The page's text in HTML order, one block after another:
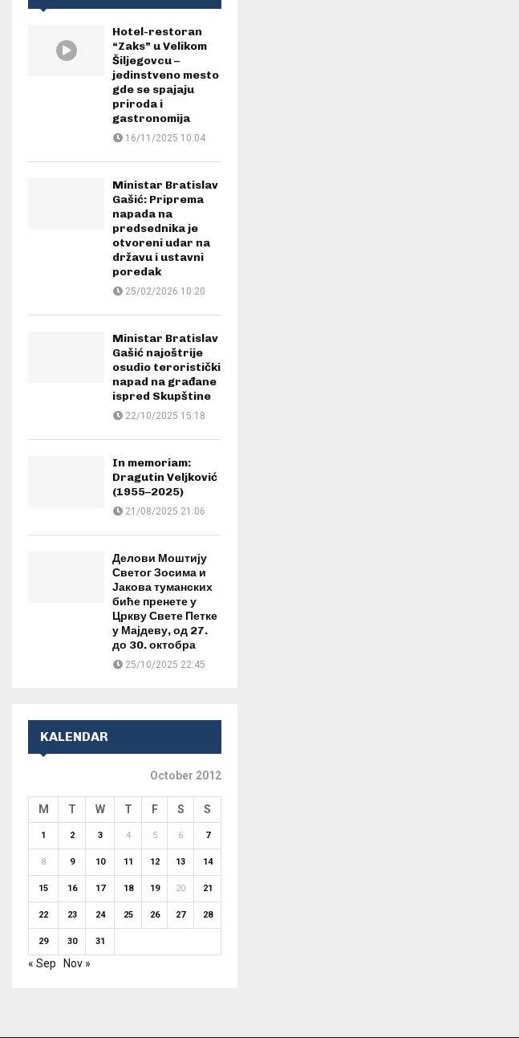
Hotel-restoran
“Zaks” u Velikom
Šiljegovcu –
jedinstveno mesto
gde se spajaju
priroda i
gastronomija
16/11/2025 10:04
Ministar Bratislav
Gašić: Priprema
napada na
predsednika je
otvoreni udar na
državu i ustavni
poredak
25/02/2026 10:20
Ministar Bratislav
Gašić najoštrije
osudio teroristički
napad na građane
ispred Skupštine
22/10/2025 15:18
In memoriam:
Dragutin Veljković
(1955–2025)
21/08/2025 21:06
Делови Моштију
Светог Зосима и
Јакова туманских
биће пренете у
Цркву Свете Петке
у Мајдеву, од 27.
до 30. октобра
25/10/2025 22:45
KALENDAR
October 2012
M T W T F S S
1 2 3 4 5 6 7
8 9 10 11 12 13 14
15 16 17 18 19 20 21
22 23 24 25 26 27 28
29 30 31
« Sep Nov »